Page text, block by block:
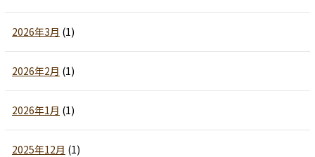
2026年3月 (1)
2026年2月 (1)
2026年1月 (1)
2025年12月 (1)